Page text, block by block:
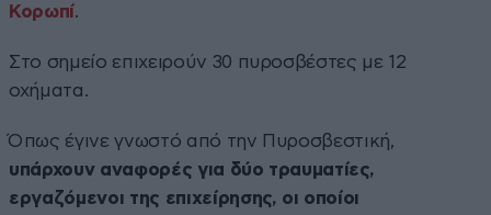
Κορωπί.
Στο σημείο επιχειρούν 30 πυροσβέστες με 12
οχήματα.
Όπως έγινε γνωστό από την Πυροσβεστική,
υπάρχουν αναφορές για δύο τραυματίες,
εργαζόμενοι της επιχείρησης, οι οποίοι